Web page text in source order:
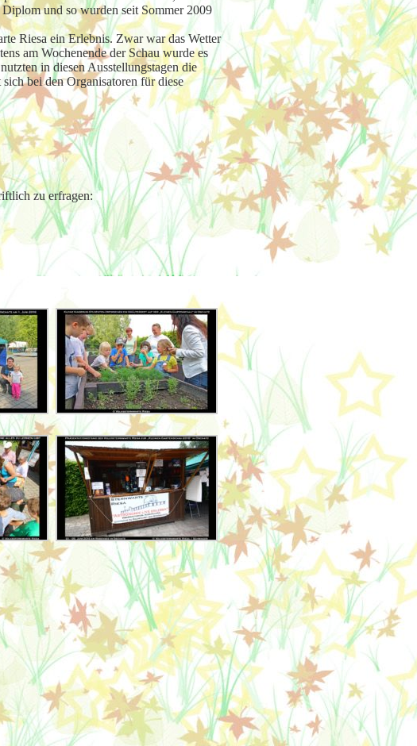
und so wurden seit Sommer 2009
Riesa ein Erlebnis. Zwar war das Wetter
am Wochenende der Schau wurde es
in diesen Ausstellungstagen die
bei den Organisatoren für diese
zu erfragen: